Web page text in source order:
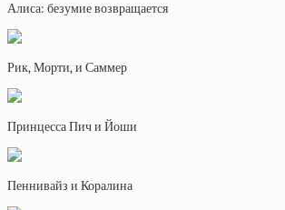
Алиса: безумие возвращается
Рик, Морти, и Саммер
Принцесса Пич и Йоши
Пеннивайз и Коралина